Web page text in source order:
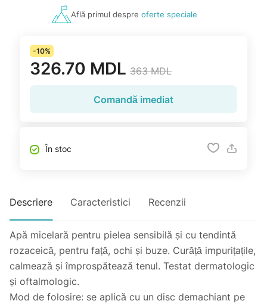
Află primul despre oferte speciale
-10%
326.70 MDL 363 MDL
Comandă imediat
În stoc
Descriere Caracteristici Recenzii
Apă micelară pentru pielea sensibilă și cu tendintă
rozaceică, pentru față, ochi și buze. Curăță impurițațile,
calmează și împrospătează tenul. Testat dermatologic
și oftalmologic.
Mod de folosire: se aplică cu un disc demachiant pe